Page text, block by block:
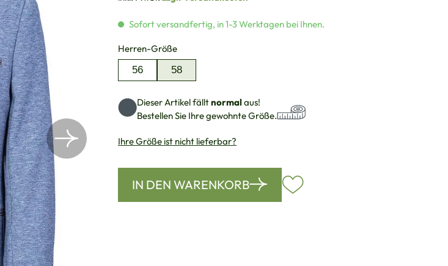
Sofort versandfertig, in 1-3 Werktagen bei Ihnen.
Herren-Größeauswählen
56
58
Dieser Artikel fälltnormalaus!
Bestellen Sie Ihre gewohnte Größe.
Ihre Größe ist nicht lieferbar?
IN DEN WARENKORB